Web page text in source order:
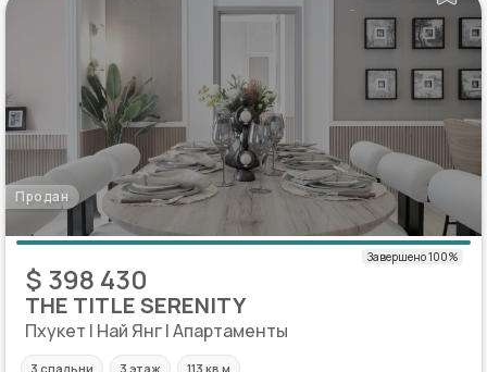
Продан
$ 398 430
THE TITLE SERENITY
Пхукет | Най Янг | Апартаменты
3 спальни 3 этаж 113 кв.м